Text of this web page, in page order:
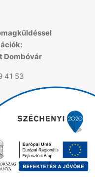
Dombóvár
41 53